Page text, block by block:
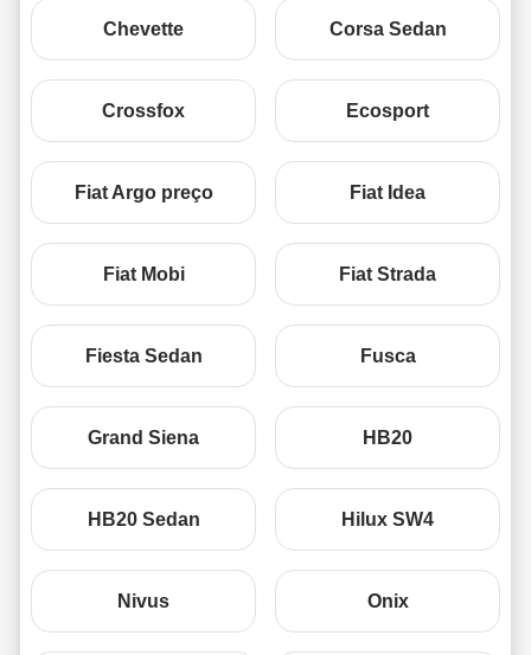
Chevette Corsa Sedan
Crossfox Ecosport
Fiat Argo preço Fiat Idea
Fiat Mobi Fiat Strada
Fiesta Sedan Fusca
Grand Siena HB20
HB20 Sedan Hilux SW4
Nivus Onix